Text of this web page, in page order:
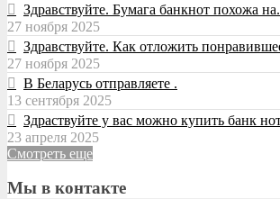
Здравствуйте. Бумага банкнот похожа
27 ноября 2025
Здравствуйте. Как отложить
27 ноября 2025
В Беларусь отправляете .
13 сентября 2025
Здраствуйте у вас можно купить банк
23 апреля 2025
Смотреть еще
Мы в контакте